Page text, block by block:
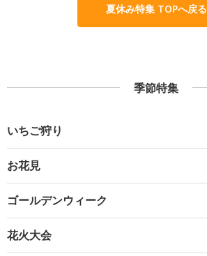
夏休み特集 TOPへ戻る
季節特集
いちご狩り
お花見
ゴールデンウィーク
花火大会